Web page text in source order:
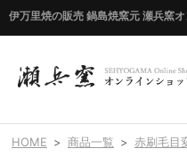
伊万里焼の販売 鍋島焼窯元 瀬兵窯
ホーム
HOME > 商品一覧 > 赤刷毛目